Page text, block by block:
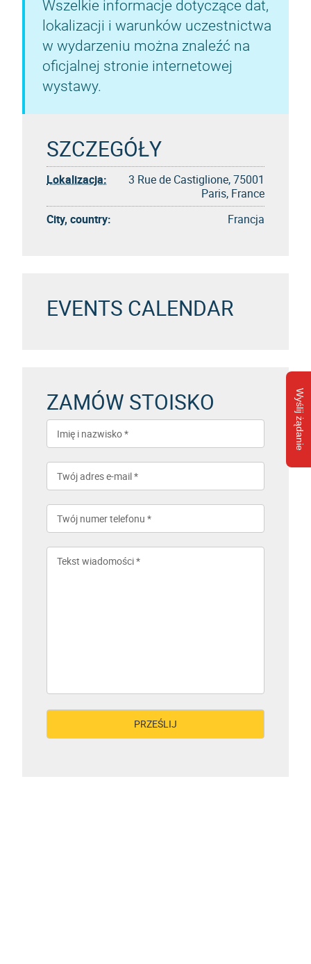
Wyślij żądanie
Wszelkie informacje dotyczące dat,
lokalizacji i warunków uczestnictwa
w wydarzeniu można znaleźć na
oficjalnej stronie internetowej
wystawy.
SZCZEGÓŁY
Lokalizacja:
3 Rue de Castiglione, 75001
Paris, France
City, country:
Francja
EVENTS CALENDAR
ZAMÓW STOISKO